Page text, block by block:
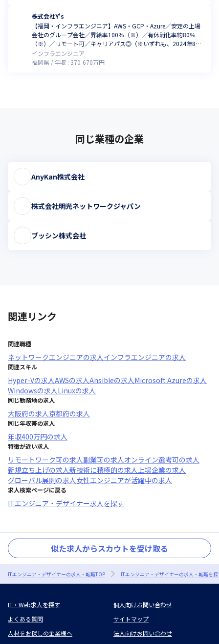
株式会社Y's
【福岡・インフラエンジニア】AWS・GCP・Azure／安定の上場
会社のグループ会社／昇給率100％（※）／有休消化率約80％
（※）／リモート可／キャリアパス◎（※いずれも、2024年8月
時点）
インフラエンジニア
福岡県
年収 : 370-670万円
同じ業種の企業
AnyKan株式会社
株式会社明光ネットワークジャパン
ブッシン株式会社
関連リンク
関連職種
ネットワークエンジニアの求人インフラエンジニアの求人
関連スキル
Hyper-Vの求人AWSの求人Ansibleの求人Microsoft Azureの求人
Windowsの求人Linuxの求人
同じ勤務地の求人
大阪府の求人京都府の求人
同じ年収帯の求人
年収400万円の求人
特徴が近い求人
リモートワーク可の求人副業可の求人オンライン選考可の求人
新規立ち上げの求人新技術に積極的の求人上場企業の求人
グローバル展開の求人女性エンジニアが活躍中の求人
求人検索ページに戻る
ITエンジニア・デザイナー求人を探す
似た求人からスカウトを受け取る
ITエンジニア・デザイナーの求人・転職TOP ITエンジニア・デザイナーの求人・転職を
IT・Web求人を探す
個人向けお問い合わせ
よくある質問
サイトマップ
人材をお探しの企業様へ
法人向けお問い合わせ